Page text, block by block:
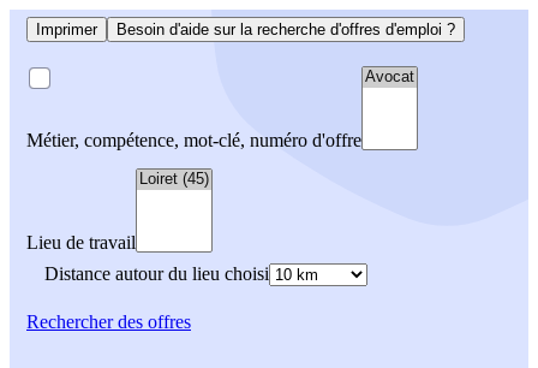
Imprimer Besoin d'aide sur la recherche d'offres d'emploi ?
Métier, compétence, mot-clé, numéro d'offre
Lieu de travail
Distance autour du lieu choisi
Rechercherdes offres